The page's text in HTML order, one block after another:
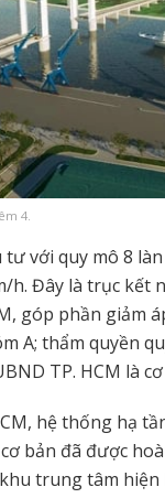
4.
với quy mô 8
h. Đây là trục
góp phần giảm
A; thẩm quyền
TP. HCM là
hệ thống hạ
bản đã được
trung tâm